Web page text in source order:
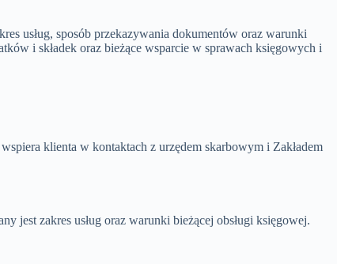
usług, sposób przekazywania dokumentów oraz warunki
i składek oraz bieżące wsparcie w sprawach księgowych i
klienta w kontaktach z urzędem skarbowym i Zakładem
jest zakres usług oraz warunki bieżącej obsługi księgowej.